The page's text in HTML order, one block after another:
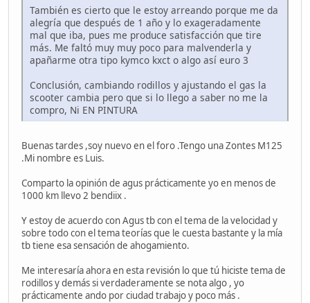
También es cierto que le estoy arreando porque me da
alegría que después de 1 año y lo exageradamente
mal que iba, pues me produce satisfacción que tire
más. Me faltó muy muy poco para malvenderla y
apañarme otra tipo kymco kxct o algo así euro 3
Conclusión, cambiando rodillos y ajustando el gas la
scooter cambia pero que si lo llego a saber no me la
compro, Ni EN PINTURA
Buenas tardes ,soy nuevo en el foro .Tengo una Zontes M125
.Mi nombre es Luis.
Comparto la opinión de agus prácticamente yo en menos de
1000 km llevo 2 bendiix .
Y estoy de acuerdo con Agus tb con el tema de la velocidad y
sobre todo con el tema teorías que le cuesta bastante y la mía
tb tiene esa sensación de ahogamiento.
Me interesaría ahora en esta revisión lo que tú hiciste tema de
rodillos y demás si verdaderamente se nota algo , yo
prácticamente ando por ciudad trabajo y poco más .